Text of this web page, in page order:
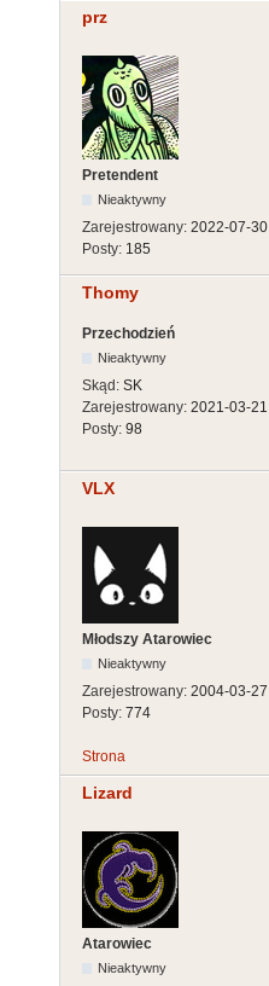
prz
Pretendent
Nieaktywny
Zarejestrowany: 2022-07-30
Posty: 185
Thomy
Przechodzień
Nieaktywny
Skąd: SK
Zarejestrowany: 2021-03-21
Posty: 98
VLX
Młodszy Atarowiec
Nieaktywny
Zarejestrowany: 2004-03-27
Posty: 774
Strona
Lizard
Atarowiec
Nieaktywny